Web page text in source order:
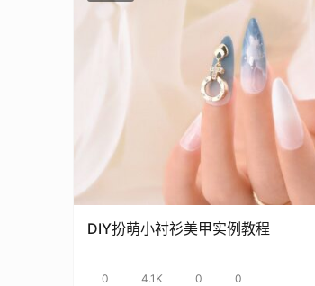
DIY扮萌小衬衫美甲实例教程
0 4.1K 0 0